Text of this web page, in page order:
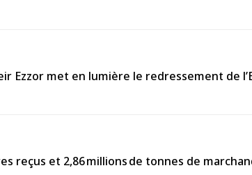
Ezzor met en lumière le redressement de
reçus et 2,86 millions de tonnes de